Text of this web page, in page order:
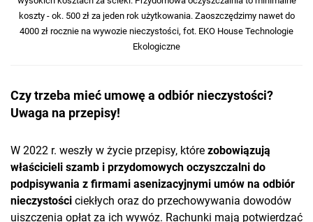
koszty - ok. 500 zł za jeden rok użytkowania. Zaoszczędzimy nawet do
4000 zł rocznie na wywozie nieczystości, fot. EKO House Technologie
Ekologiczne
Czy trzeba mieć umowę a odbiór nieczystości?
Uwaga na przepisy!
W 2022 r. weszły w życie przepisy, które zobowiązują
właścicieli szamb i przydomowych oczyszczalni do
podpisywania z firmami asenizacyjnymi umów na odbiór
nieczystości ciekłych oraz do przechowywania dowodów
uiszczenia opłat za ich wywóz. Rachunki mają potwierdzać